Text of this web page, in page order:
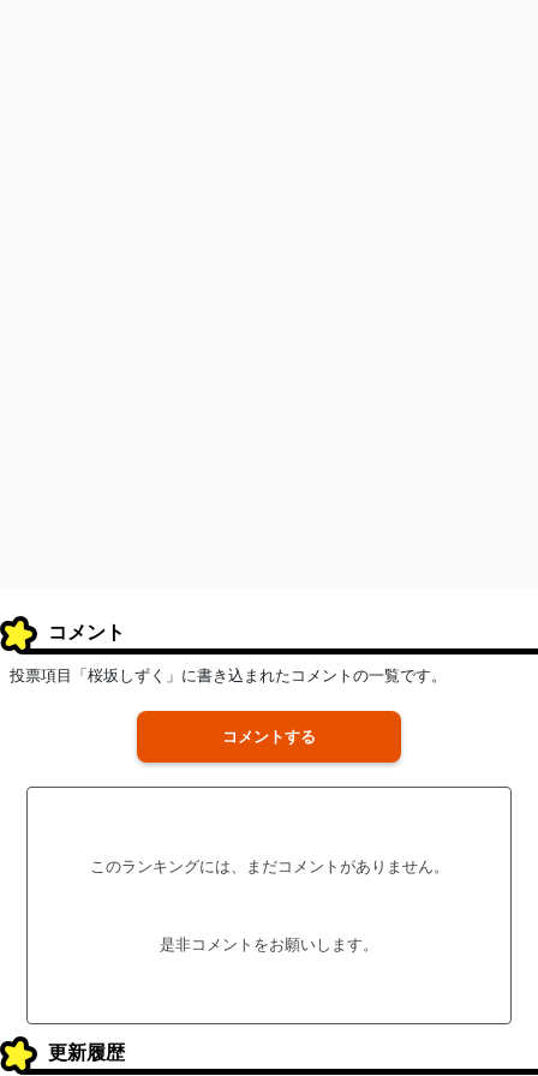
コメント
投票項目「桜坂しずく」に書き込まれたコメントの一覧です。
コメントする
このランキングには、まだコメントがありません。
是非コメントをお願いします。
更新履歴